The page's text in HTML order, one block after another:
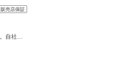
販売店保証
【◆(株)IDOMが運営する【じしゃロン高松店】の自社ローン対象車両になります。こちらは現金ご利用時の価格です。自社ローンご希望の方は別途その旨お申付け下さい。◆】◇純正7インチ